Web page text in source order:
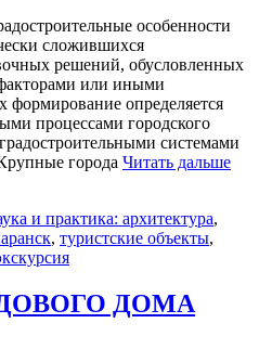
особенности
сложившихся
решений, обусловленных
или иными
определяется
процессами городского
системами
города Читать дальше
и практика: архитектура,
, туристские объекты,
ДОМА